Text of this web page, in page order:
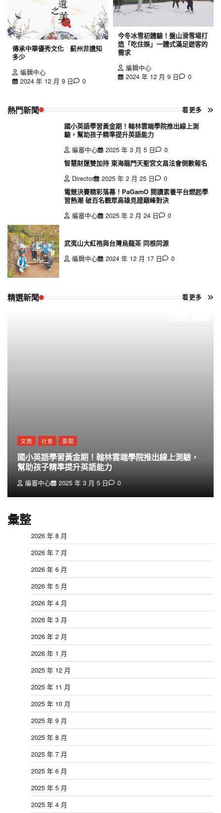
傳承中華優秀文化 薊州非遺知
多少
編輯中心
2024 年 12 月 9 日
0
今冬冰雪初體驗！盤山滑雪場打
造「吃住娛」一體式滿足遊客的
需求
編輯中心
2024 年 12 月 9 日
0
熱門新聞 看更多
國小英語學習黃金期！翰林雲端學院推出線上測
驗，幫助孩子精準提升英語能力
編審中心
2025 年 3 月 5 日
0
智慧財運雙加持 東海龍門天聖宮文昌法會倒數報名
Director
2025 年 2 月 25 日
0
電競決賽精彩落幕！PaGamO 閱讀素養平台燃起學
習熱潮 破百名觀眾高雄見證巔峰對決
編審中心
2025 年 2 月 24 日 0
武夷山大紅袍與台灣烏龍茶 同根同源
編輯中心
2024 年 12 月 17 日 0
精選新聞 看更多
文教 社會 要聞
國小英語學習黃金期！翰林雲端學院推出線上測驗，
幫助孩子精準提升英語能力
編審中心 2025 年 3 月 5 日 0
彙整
2026 年 8 月
2026 年 7 月
2026 年 6 月
2026 年 5 月
2026 年 4 月
2026 年 3 月
2026 年 2 月
2026 年 1 月
2025 年 12 月
2025 年 11 月
2025 年 10 月
2025 年 9 月
2025 年 8 月
2025 年 7 月
2025 年 6 月
2025 年 5 月
2025 年 4 月